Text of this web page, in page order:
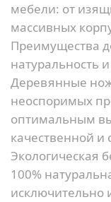
мебели: от
массивных
Преимущества
натуральность
Деревянные
неоспоримых
оптимальным
качественной и
Экологическая
100%
исключительно